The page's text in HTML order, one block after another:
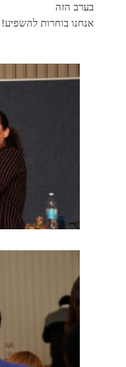
בערב הזה
אנחנו בוחרות להשפיע!